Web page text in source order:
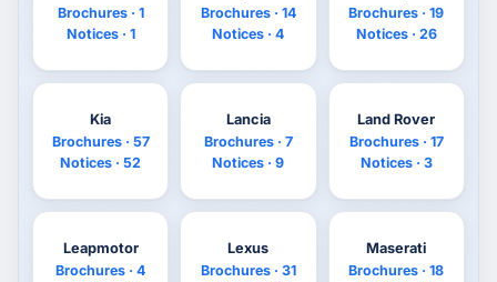
Brochures · 1
Notices · 1
Brochures · 14
Notices · 4
Brochures · 19
Notices · 26
Kia
Brochures · 57
Notices · 52
Lancia
Brochures · 7
Notices · 9
Land Rover
Brochures · 17
Notices · 3
Leapmotor
Brochures · 4
Lexus
Brochures · 31
Maserati
Brochures · 18